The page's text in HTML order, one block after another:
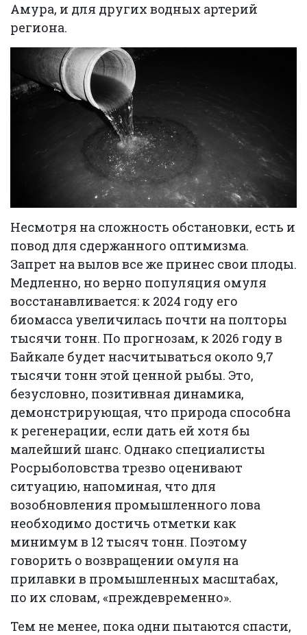
Амура, и для других водных артерий
региона.
Несмотря на сложность обстановки, есть и
повод для сдержанного оптимизма.
Запрет на вылов все же принес свои плоды.
Медленно, но верно популяция омуля
восстанавливается: к 2024 году его
биомасса увеличилась почти на полторы
тысячи тонн. По прогнозам, к 2026 году в
Байкале будет насчитываться около 9,7
тысячи тонн этой ценной рыбы. Это,
безусловно, позитивная динамика,
демонстрирующая, что природа способна
к регенерации, если дать ей хотя бы
малейший шанс. Однако специалисты
Росрыболовства трезво оценивают
ситуацию, напоминая, что для
возобновления промышленного лова
необходимо достичь отметки как
минимум в 12 тысяч тонн. Поэтому
говорить о возвращении омуля на
прилавки в промышленных масштабах,
по их словам, «преждевременно».
Тем не менее, пока одни пытаются спасти,